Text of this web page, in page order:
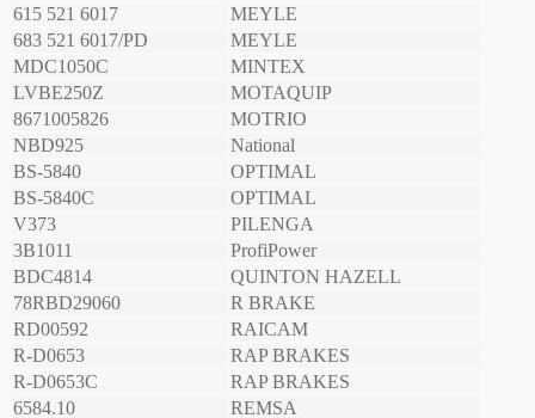
615 521 6017
MEYLE
683 521 6017/PD
MEYLE
MDC1050C
MINTEX
LVBE250Z
MOTAQUIP
8671005826
MOTRIO
NBD925
National
BS-5840
OPTIMAL
BS-5840C
OPTIMAL
V373
PILENGA
3B1011
ProfiPower
BDC4814
QUINTON HAZELL
78RBD29060
R BRAKE
RD00592
RAICAM
R-D0653
RAP BRAKES
R-D0653C
RAP BRAKES
6584.10
REMSA